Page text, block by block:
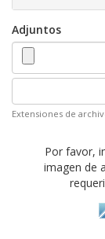
Adjuntos
Extensiones de
Por favor,
imagen de